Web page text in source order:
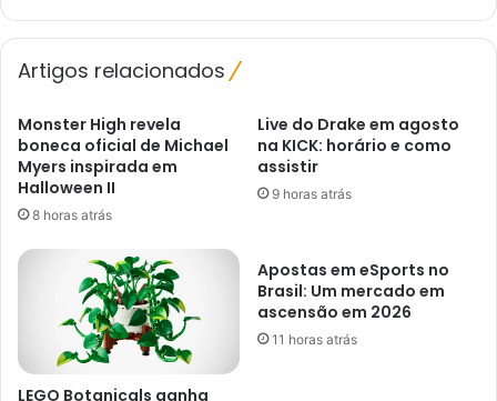
jogo
Artigos relacionados
Monster High revela
boneca oficial de Michael
Myers inspirada em
Halloween II
8 horas atrás
Live do Drake em agosto
na KICK: horário e como
assistir
9 horas atrás
LEGO Botanicals ganha
Apostas em eSports no
Brasil: Um mercado em
ascensão em 2026
11 horas atrás